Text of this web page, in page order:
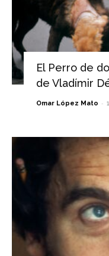
El Perro de
de Vladímir
Omar López Mato -